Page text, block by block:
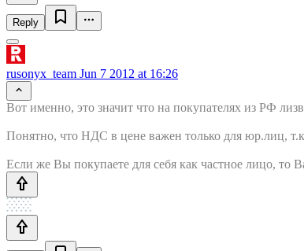
Reply
rusonyx_team Jun 7 2012 at 16:26
Вот именно, это значит что на покупателях из РФ
Понятно, что НДС в цене важен только для юр.лиц,
Если же Вы покупаете для себя как частное лицо, то